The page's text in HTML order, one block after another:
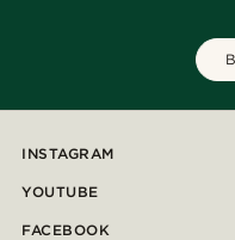
INSTAGRAM
YOUTUBE
FACEBOOK